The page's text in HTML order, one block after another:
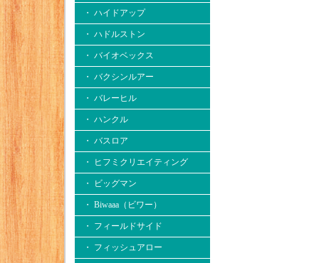
・ ハイドアップ
・ ハドルストン
・ バイオベックス
・ バクシンルアー
・ バレーヒル
・ ハンクル
・ バスロア
・ ヒフミクリエイティング
・ ビッグマン
・ Biwaaa（ビワー）
・ フィールドサイド
・ フィッシュアロー